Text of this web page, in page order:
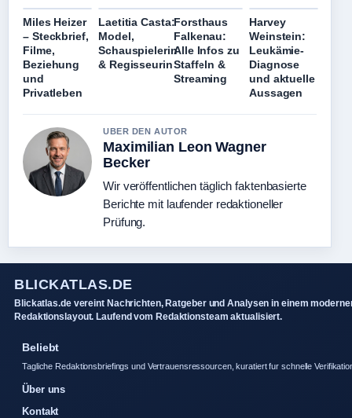
Miles Heizer
– Steckbrief,
Filme,
Beziehung
und
Privatleben
Laetitia Casta:
Model,
Schauspielerin
& Regisseurin
Forsthaus
Falkenau:
Alle Infos zu
Staffeln &
Streaming
Harvey
Weinstein:
Leukämie-
Diagnose
und aktuelle
Aussagen
UBER DEN AUTOR
Maximilian Leon Wagner
Becker
Wir veröffentlichen täglich faktenbasierte
Berichte mit laufender redaktioneller
Prüfung.
BLICKATLAS.DE
Blickatlas.de vereint Nachrichten, Ratgeber und Analysen in einem
Redaktionslayout. Laufend vom Redaktionsteam aktualisiert.
Beliebt
Tagliche Redaktionsbriefings und Vertrauensressourcen, kuratiert fur schnelle
Über uns
Kontakt